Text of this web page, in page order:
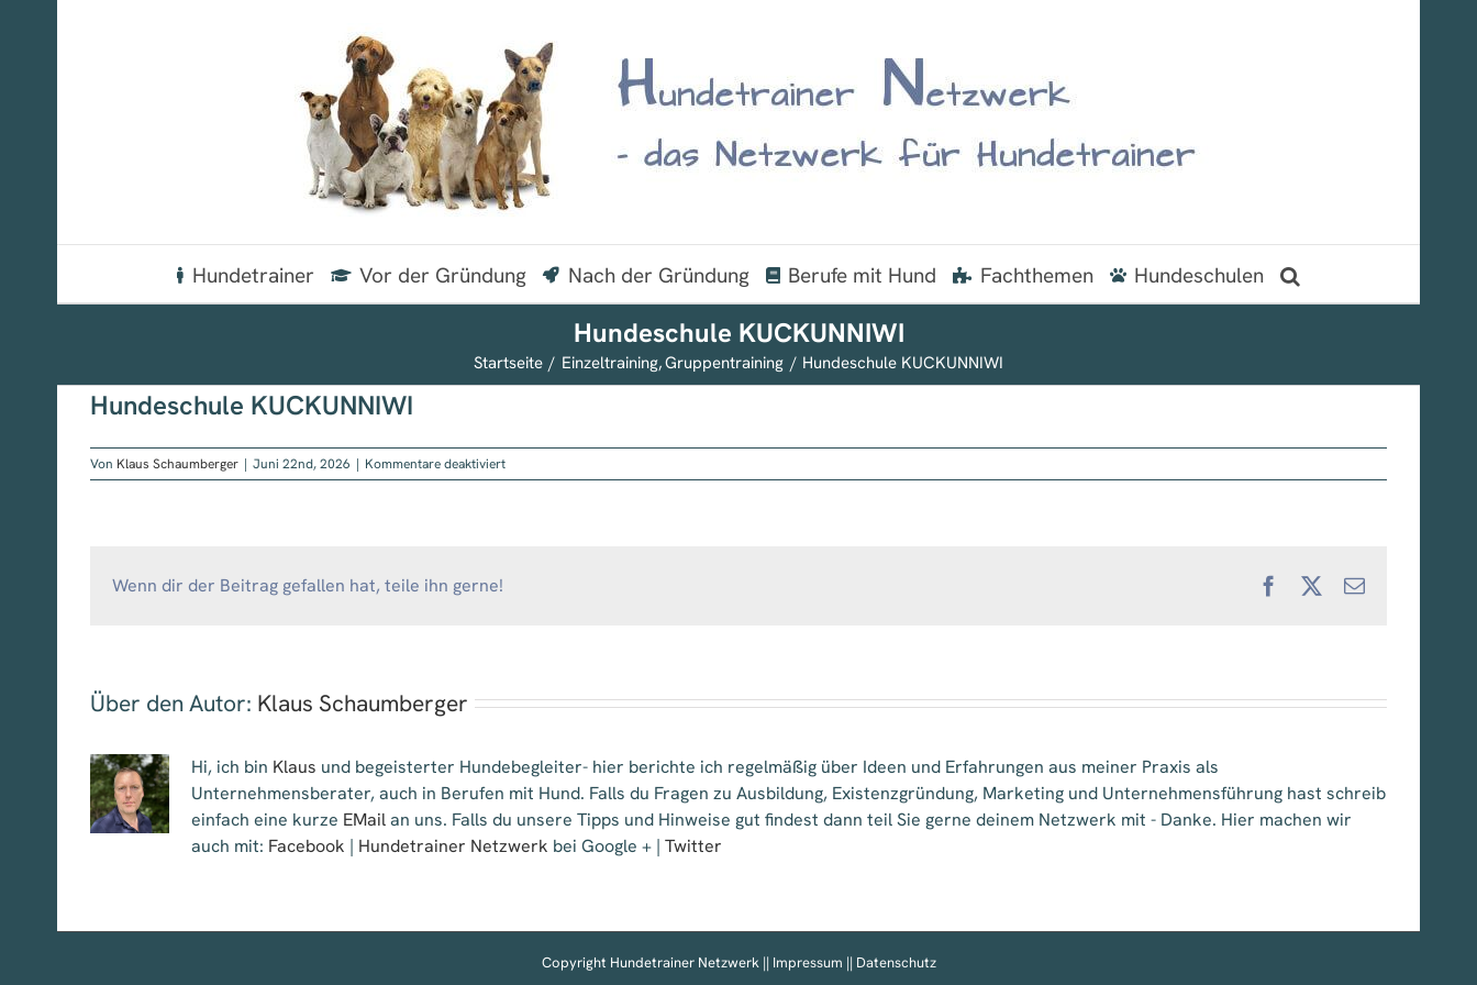
Hundetrainer Vor der Gründung Nach der Gründung Berufe mit Hund Fachthemen Hundeschulen
Hundeschule KUCKUNNIWI
Startseite Einzeltraining Gruppentraining Hundeschule KUCKUNNIWI
Hundeschule KUCKUNNIWI
Von Klaus Schaumberger | Juni 22nd, 2026 | Kommentare deaktiviertfür
Hundeschule
Wenn dir der Beitrag gefallen hat, teile ihn gerne! FacebookE-
Über den Autor: Klaus Schaumberger
Hi, ich bin Klaus und begeisterter Hundebegleiter- hier berichte ich regelmäßig über Ideen und Erfahrungen aus meiner Praxis als
Unternehmensberater, auch in Berufen mit Hund. Falls du Fragen zu Ausbildung, Existenzgründung, Marketing und Unternehmensführung hast schreib
einfach eine kurze EMailan uns. Falls du unsere Tipps und Hinweise gut findest dann teil Sie gerne deinem Netzwerk mit - Danke. Hier machen wir
auch mit: Facebook | Hundetrainer Netzwerk bei Google + | Twitter
Copyright Hundetrainer Netzwerk || Impressum || Datenschutz